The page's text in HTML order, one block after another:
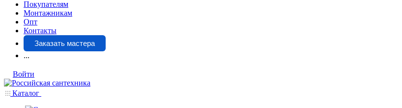
Покупателям
Монтажникам
Опт
Контакты
Заказать мастера
...
Войти
Каталог